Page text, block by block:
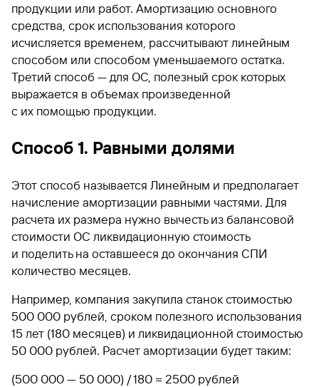
продукции или работ. Амортизацию основного
средства, срок использования которого
исчисляется временем, рассчитывают линейным
способом или способом уменьшаемого остатка.
Третий способ — для ОС, полезный срок которых
выражается в объемах произведенной
с их помощью продукции.
Способ 1. Равными долями
Этот способ называется Линейным и предполагает
начисление амортизации равными частями. Для
расчета их размера нужно вычесть из балансовой
стоимости ОС ликвидационную стоимость
и поделить на оставшееся до окончания СПИ
количество месяцев.
Например, компания закупила станок стоимостью
500 000 рублей, сроком полезного использования
15 лет (180 месяцев) и ликвидационной стоимостью
50 000 рублей. Расчет амортизации будет таким:
(500 000 — 50 000) / 180 = 2500 рублей